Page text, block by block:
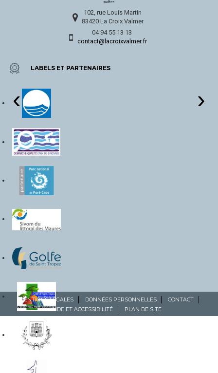
102, rue Louis Martin
83420 La Croix Valmer
04 94 55 13 13
contact@lacroixvalmer.fr
LABELS ET PARTENAIRES
‹ ›
MENTIONS LÉGALES DONNÉES PERSONNELLES
CONTACT
AIDE ET ACCESSIBILITÉ
PLAN DE SITE